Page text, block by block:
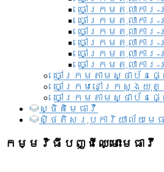
ចៅក្រមតុលាការ
ចៅក្រមតុលាកា
ចៅក្រមតុលាការ-
ចៅក្រមតុលាកា
ចៅក្រមតុលាកា
ចៅក្រមតុលាការ
ចៅក្រមតាមស្ថាប័នផ្
ចៅក្រមនៅក្រសួងយុ
ចៅក្រមតាមស្ថាប័នផ្
ស្ថិតិមេធាវី
សិ្ថតិសរុបការិយាល័យមេ
កម្មវិធីបញ្ជីឈ្មោះមេធាវី